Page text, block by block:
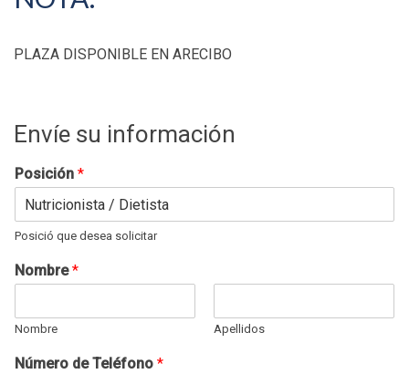
PLAZA DISPONIBLE EN ARECIBO
Envíe su información
Posición *
Posició que desea solicitar
Nombre*
Nombre Apellidos
Número de Teléfono *